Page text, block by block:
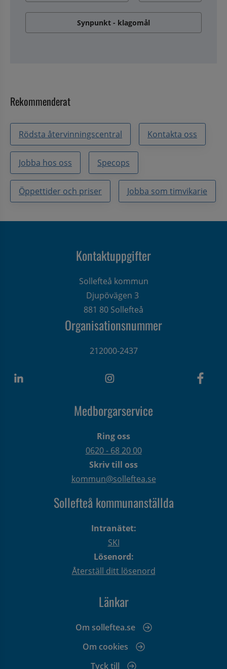
Synpunkt - klagomål
Rekommenderat
Rödsta återvinningscentral Kontakta oss
Jobba hos oss Specops
Öppettider och priser Jobba som timvikarie
Kontaktuppgifter
Sollefteå kommun
Djupövägen 3
881 80 Sollefteå
Organisationsnummer
212000-2437
Medborgarservice
Ring oss
0620 - 68 20 00
Skriv till oss
kommun@solleftea.se
Sollefteå kommunanställda
Intranätet:
SKI
Lösenord:
Återställ ditt lösenord
Länkar
Om solleftea.se
Om cookies
Tyck till